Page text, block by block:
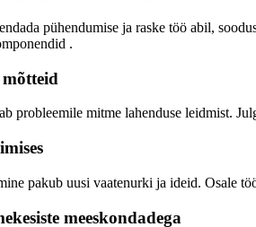
pühendumise ja raske töö abil,
.
probleemile mitme lahenduse leidmist.
pakub uusi vaatenurki ja ideid. Osale
meeskondadega